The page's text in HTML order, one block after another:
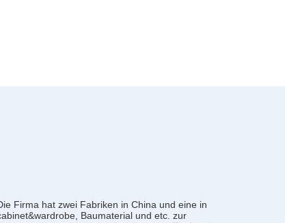
Firma hat zwei Fabriken in China und eine in
Baumaterial und etc. zur